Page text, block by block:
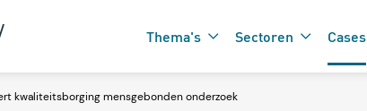
Thema's Sectoren Cases
kwaliteitsborging mensgebonden onderzoek